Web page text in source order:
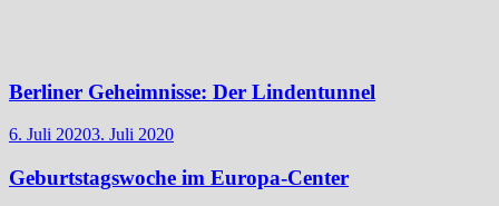
Berliner Geheimnisse: Der Lindentunnel
6. Juli 20203. Juli 2020
Geburtstagswoche im Europa-Center